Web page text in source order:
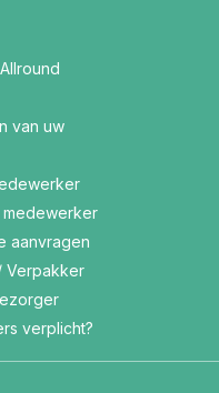
van uw
medewerker
aanvragen
Verpakker
verplicht?